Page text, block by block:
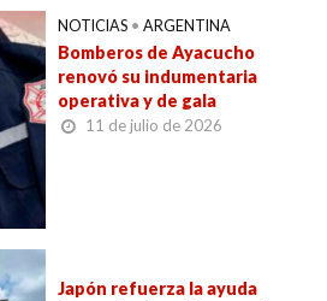
NOTICIAS • ARGENTINA
Bomberos de Ayacucho
renovó su indumentaria
operativa y de gala
11 de julio de 2026
Japón refuerza la ayuda